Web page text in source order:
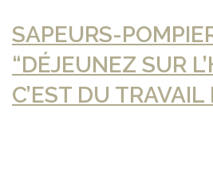
SAPEURS-
“DÉJEUNEZ SUR
C’EST DU TRAVAIL